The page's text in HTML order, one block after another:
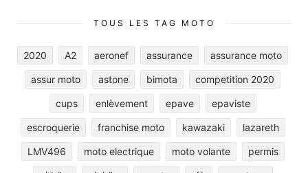
TOUS LES TAG MOTO
2020 A2 aeronef assurance assurance moto
assur moto astone bimota competition 2020
cups enlèvement epave epaviste
escroquerie franchise moto kawazaki lazareth
LMV496 moto electrique moto volante permis